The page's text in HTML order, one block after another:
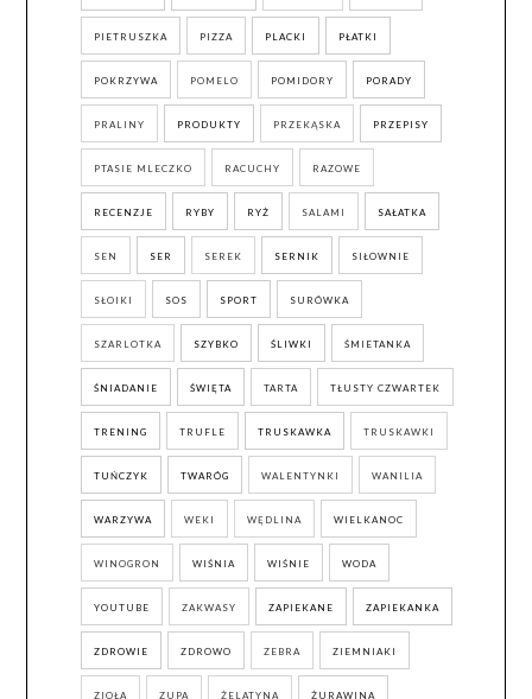
PIETRUSZKA PIZZA PLACKI PŁATKI
POKRZYWA POMELO POMIDORY PORADY
PRALINY PRODUKTY PRZEKĄSKA PRZEPISY
PTASIE MLECZKO RACUCHY RAZOWE
RECENZJE RYBY RYŻ SALAMI SAŁATKA
SEN SER SEREK SERNIK SIŁOWNIE
SŁOIKI SOS SPORT SURÓWKA
SZARLOTKA SZYBKO ŚLIWKI ŚMIETANKA
ŚNIADANIE ŚWIĘTA TARTA TŁUSTY CZWARTEK
TRENING TRUFLE TRUSKAWKA TRUSKAWKI
TUŃCZYK TWARÓG WALENTYNKI WANILIA
WARZYWA WEKI WĘDLINA WIELKANOC
WINOGRON WIŚNIA WIŚNIE WODA
YOUTUBE ZAKWASY ZAPIEKANE ZAPIEKANKA
ZDROWIE ZDROWO ZEBRA ZIEMNIAKI
ZIOŁA ZUPA ŻELATYNA ŻURAWINA